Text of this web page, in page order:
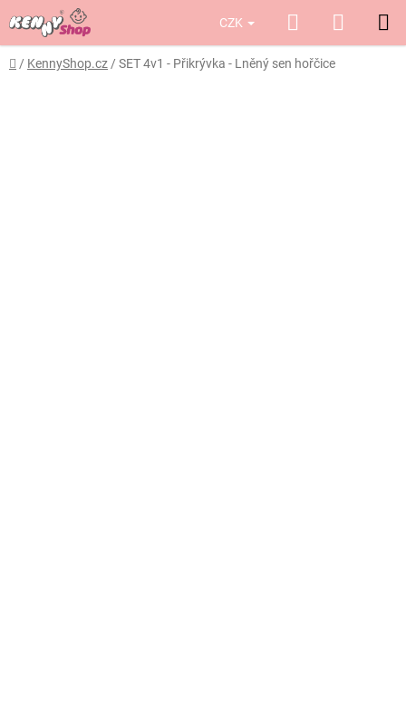
na
obsah
CZK Hledat
KOŠÍK
Domů
/ KennyShop.cz / SET 4v1 - Přikrývka - Lněný sen hořčice